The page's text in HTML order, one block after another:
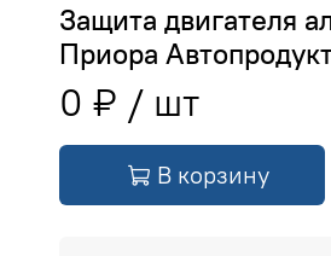
Защита двигателя
Приора
0 ₽
В корзину